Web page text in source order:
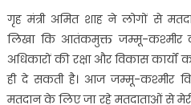
गृह मंत्री अमित शाह ने लोगों से
लिखा कि आतंकमुक्त जम्मू-कश्मीर
अधिकारों की रक्षा और विकास कार्यों
ही दे सकती है। आज जम्मू-कश्मीर
मतदान के लिए जा रहे मतदाताओं से